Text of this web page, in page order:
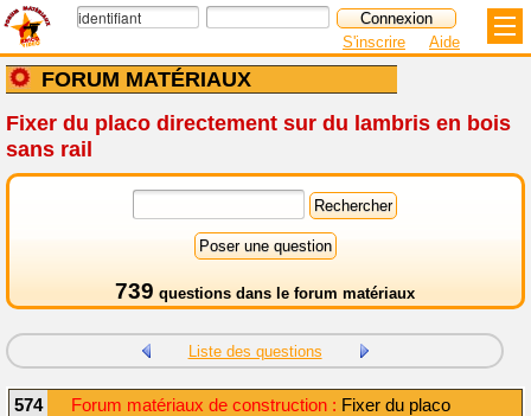
FORUM MATÉRIAUX
S'inscrire Aide
Fixer du placo directement sur du lambris en bois
sans rail
739 questions dans le forum matériaux
Liste des questions
574 Forum matériaux de construction : Fixer du placo